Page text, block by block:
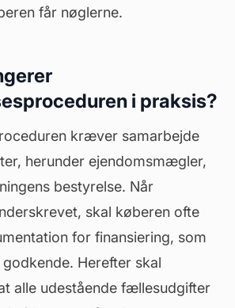
får nøglerne.
i praksis?
kræver samarbejde
herunder ejendomsmægler,
bestyrelse. Når
skal køberen ofte
for finansiering, som
Herefter skal
alle udestående fællesudgifter